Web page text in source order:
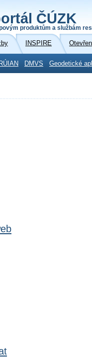
ČÚZK
produktům a službám
INSPIRE
RÚIAN DMVS Geodetické